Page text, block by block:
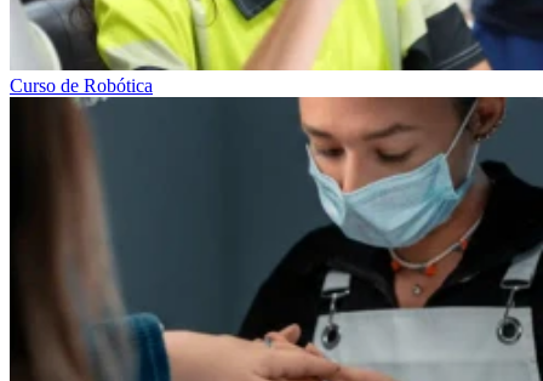
Curso de Robótica